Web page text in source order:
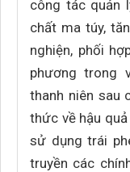
công tác quản
chất ma túy,
nghiện, phối
phương trong
thanh niên sau
thức về hậu
sử dụng trái
truyền các